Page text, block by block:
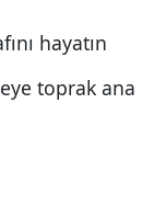
hayatın
toprak ana